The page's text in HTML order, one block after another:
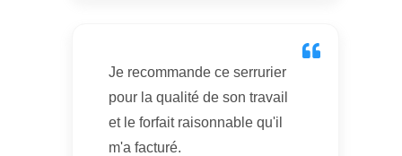
Je recommande ce serrurier
pour la qualité de son travail
et le forfait raisonnable qu'il
m'a facturé.